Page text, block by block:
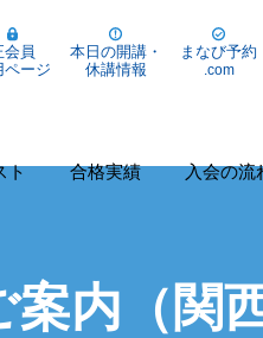
会員
ページ
本日の開講・
休講情報
まなび予約
.com
ト 合格実績 入会の流
内（関